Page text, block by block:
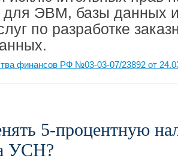
ЭВМ, базы данных
по разработке
финансов РФ №03-03-07/23892 от
5-процентную
УСН?